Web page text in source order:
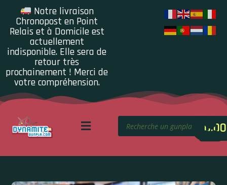
Notre livraison
Chronopost en Point
Relais et à Domicile est
actuellement
indisponible. Elle sera de
retour très
prochainement ! Merci de
votre compréhension.
0.00